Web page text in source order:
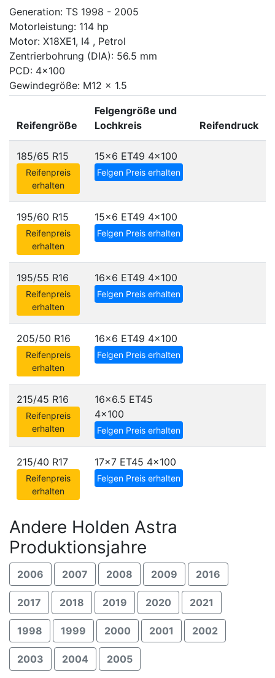
Generation: TS 1998 - 2005
Motorleistung: 114 hp
Motor: X18XE1, I4 , Petrol
Zentrierbohrung (DIA): 56.5 mm
PCD: 4x100
Gewindegröße: M12 x 1.5
Reifengröße
Felgengröße und
Lochkreis
Reifendruck
185/65 R15
Reifenpreis
erhalten
15x6 ET49 4x100
Felgen Preis erhalten
195/60 R15
Reifenpreis
erhalten
15x6 ET49 4x100
Felgen Preis erhalten
195/55 R16
Reifenpreis
erhalten
16x6 ET49 4x100
Felgen Preis erhalten
205/50 R16
Reifenpreis
erhalten
16x6 ET49 4x100
Felgen Preis erhalten
215/45 R16
Reifenpreis
erhalten
16x6.5 ET45
4x100
Felgen Preis erhalten
215/40 R17
Reifenpreis
erhalten
17x7 ET45 4x100
Felgen Preis erhalten
Andere Holden Astra
Produktionsjahre
2006 2007 2008 2009 2016
2017 2018 2019 2020 2021
1998 1999 2000 2001 2002
2003 2004 2005